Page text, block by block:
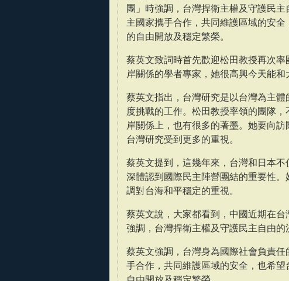
團」時強調，台灣捍衛主權及守護民
主國家攜手合作，共同維護區域的安
的自由開放及穩定繁榮。
蔡英文致詞時首先歡迎松田教授再次
岸關係的學者專家，她很高興今天能和
蔡英文指出，台灣研究是以台灣為主
度挑戰的工作。松田教授率領的團隊
岸關係上，也有很多的著墨。她要向
台灣研究受到更多的重視。
蔡英文提到，這幾年來，台灣和日本
深體認到國際民主陣營團結的重要性
調對台海和平穩定的重視。
蔡英文說，大家都看到，中國近期在
強調，台灣捍衛主權及守護民主自由
蔡英文強調，台灣身為國際社會負責
手合作，共同維護區域的安全，也希